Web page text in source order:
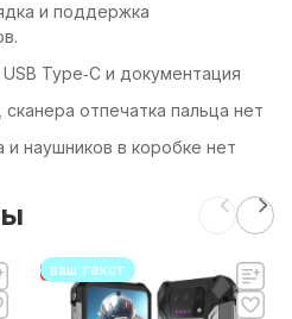
и поддержка
Type‑C и документация
сканера отпечатка пальца нет
и наушников в коробке нет
ваш текст